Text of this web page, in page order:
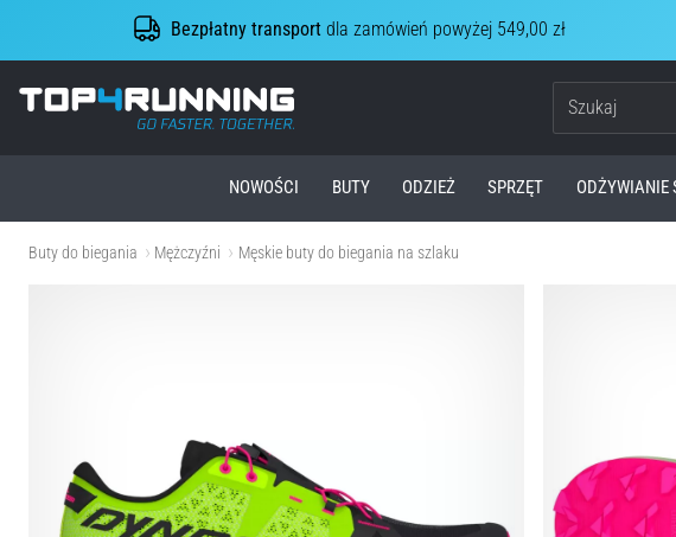
Bezpłatny transportdla zamówień powyżej 549,00 zł
Top4Running.pl
NOWOŚCI BUTY ODZIEŻ SPRZĘT ODŻYWIANIE
Buty do biegania Mężczyźni Męskie buty do biegania na szlaku